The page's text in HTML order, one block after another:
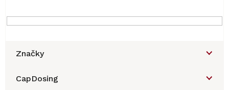
Značky
CapDosing